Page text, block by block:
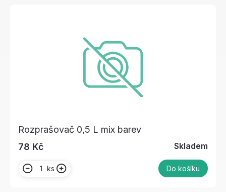
Rozprašovač 0,5 L mix barev
78 Kč
Skladem
ks Do košíku